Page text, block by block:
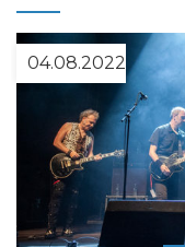
04.08.2022